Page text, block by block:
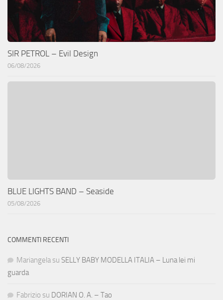
SIR PETROL – Evil Design
06/08/2026
BLUE LIGHTS BAND – Seaside
05/08/2026
COMMENTI RECENTI
Mariangela su SELLY BABY MODELLA ITALIA – Luna lei mi
guarda
Fabrizio su DORIAN O. A. – Tao